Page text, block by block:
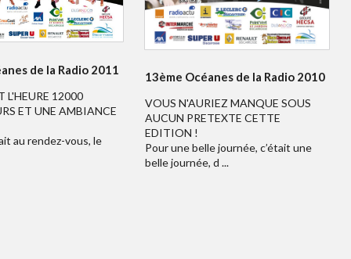
de la Radio 2011
L'HEURE 12000
ET UNE AMBIANCE
au rendez-vous, le
13ème Océanes de la Radio 2010
VOUS N'AURIEZ MANQUE SOUS
AUCUN PRETEXTE CETTE
EDITION !
Pour une belle journée, c’était une
belle journée, d ...